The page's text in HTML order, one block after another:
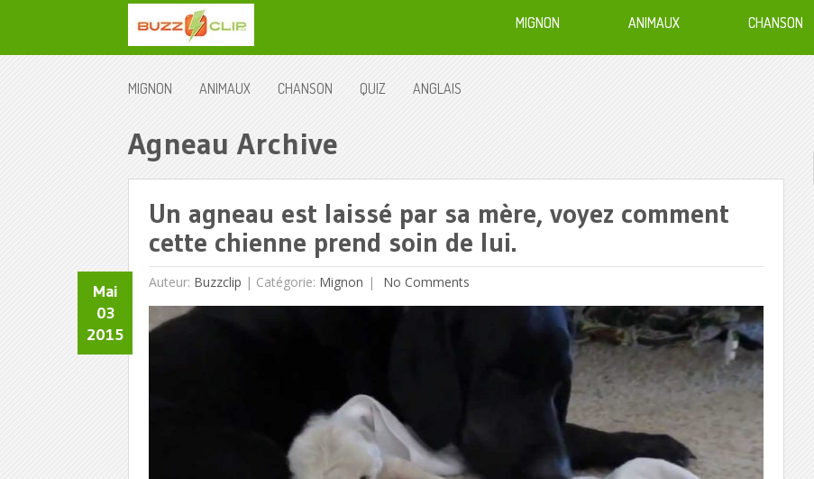
MIGNON ANIMAUX CHANSON
MIGNON ANIMAUX CHANSON QUIZ ANGLAIS
Agneau Archive
Un agneau est laissé par sa mère, voyez comment
cette chienne prend soin de lui.
Auteur: Buzzclip |
Mai
03
2015
Catégorie: Mignon No Comments